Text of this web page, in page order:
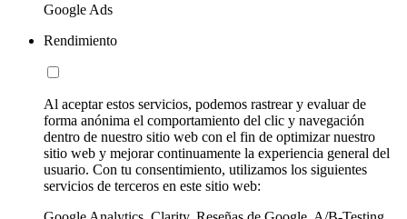
Google Ads
Rendimiento
Al aceptar estos servicios, podemos rastrear y evaluar de
forma anónima el comportamiento del clic y navegación
dentro de nuestro sitio web con el fin de optimizar nuestro
sitio web y mejorar continuamente la experiencia general del
usuario. Con tu consentimiento, utilizamos los siguientes
servicios de terceros en este sitio web: